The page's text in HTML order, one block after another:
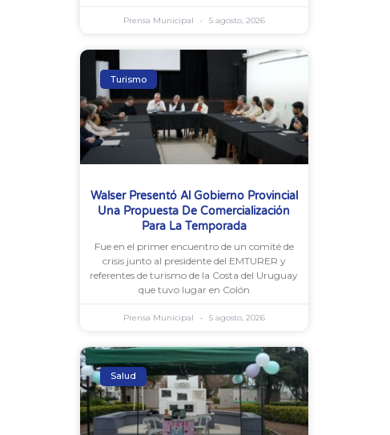
Prensa Municipal 5 agosto, 2026
Turismo
Walser Presentó Al Gobierno Provincial
Una Propuesta De Comercialización
Para La Temporada
Fue en el primer encuentro de un comité de
crisis junto al presidente del EMTURER y
referentes de turismo de la Costa del Uruguay
que tuvo lugar en Colón
Prensa Municipal 5 agosto, 2026
Salud